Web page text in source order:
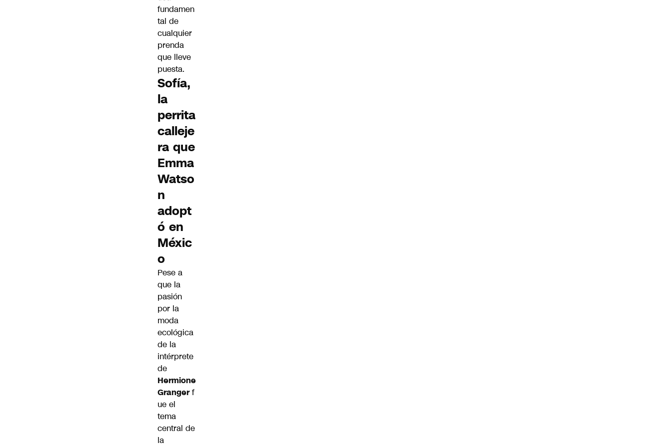
fundamen
tal de
cualquier
prenda
que lleve
puesta.
Sofía,
la
perrita
calleje
ra que
Emma
Watso
n
adopt
ó en
Méxic
o
Pese a
que la
pasión
por la
moda
ecológica
de la
intérprete
de
Hermione
Granger f
ue el
tema
central de
la